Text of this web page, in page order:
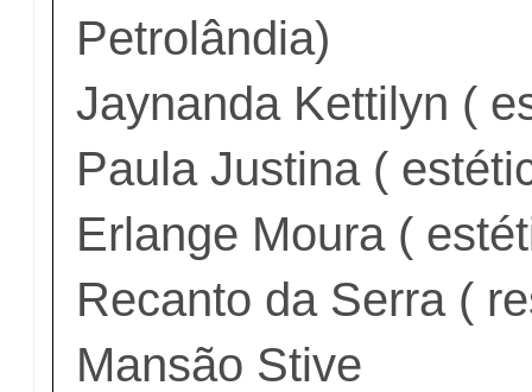
Petrolândia)
Jaynanda Kettilyn (
Paula Justina (
Erlange Moura (
Recanto da Serra (
Mansão Stive